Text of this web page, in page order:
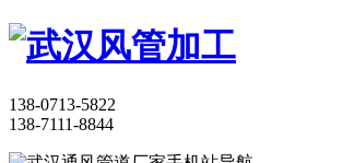
138-0713-5822
138-7111-8844